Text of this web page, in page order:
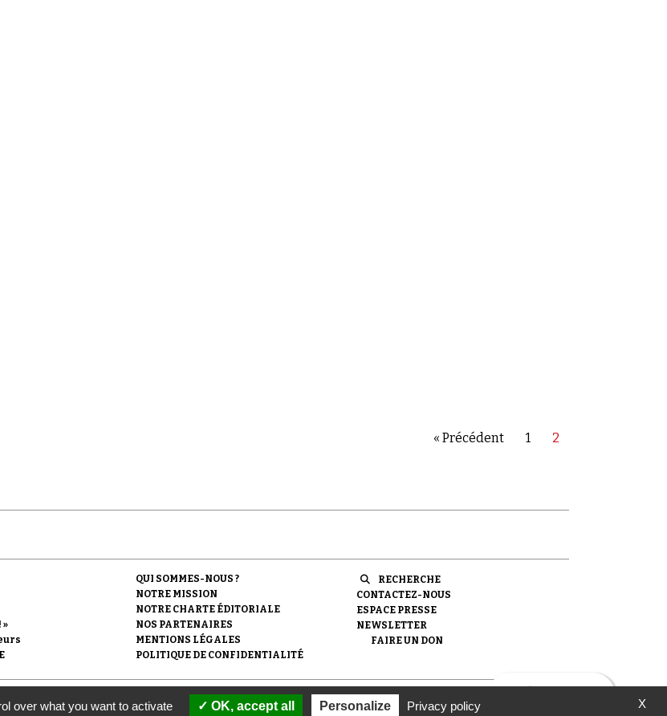
« Précédent 1 2
»
QUI SOMMES-NOUS ?
NOTRE MISSION
NOTRE CHARTE ÉDITORIALE
NOS PARTENAIRES
MENTIONS LÉGALES
POLITIQUE DE CONFIDENTIALITÉ
RECHERCHE
CONTACTEZ-NOUS
ESPACE PRESSE
NEWSLETTER
FAIRE UN DON
conspirationnisme (association loi de 1901) avec le soutien de la Fondation pour la Mémoire de la Shoah. X
over what you want to activate OK, accept all Personalize Privacy policy